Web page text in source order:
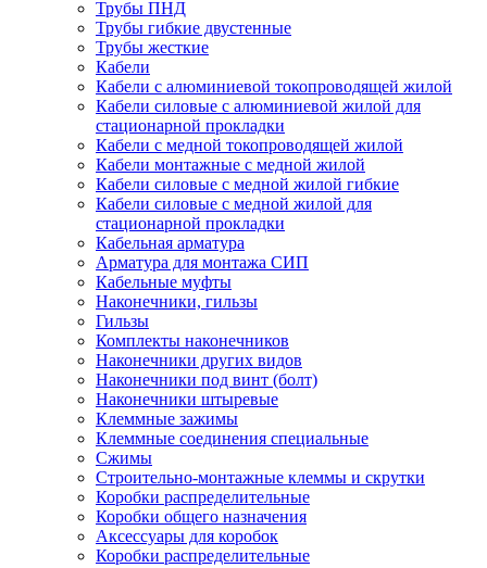
Трубы ПНД
Трубы гибкие двустенные
Трубы жесткие
Кабели
Кабели с алюминиевой токопроводящей жилой
Кабели силовые с алюминиевой жилой для
стационарной прокладки
Кабели с медной токопроводящей жилой
Кабели монтажные с медной жилой
Кабели силовые с медной жилой гибкие
Кабели силовые с медной жилой для
стационарной прокладки
Кабельная арматура
Арматура для монтажа СИП
Кабельные муфты
Наконечники, гильзы
Гильзы
Комплекты наконечников
Наконечники других видов
Наконечники под винт (болт)
Наконечники штыревые
Клеммные зажимы
Клеммные соединения специальные
Сжимы
Строительно-монтажные клеммы и скрутки
Коробки распределительные
Коробки общего назначения
Аксессуары для коробок
Коробки распределительные